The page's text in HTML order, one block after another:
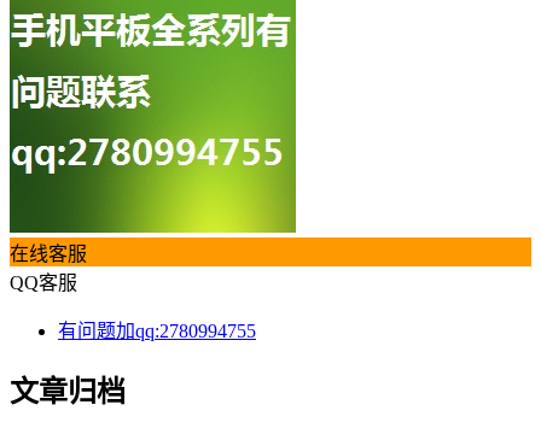
在线客服
QQ客服
有问题加qq:2780994755
文章归档